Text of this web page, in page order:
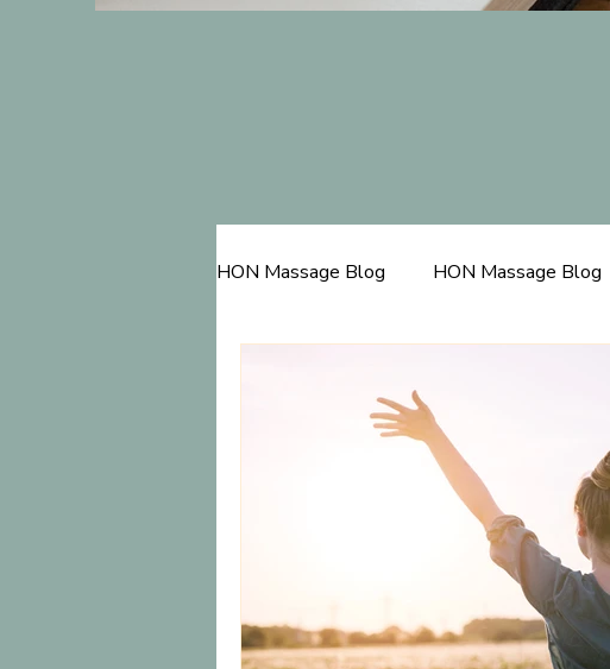
HON Massage Blog HON Massage Blog